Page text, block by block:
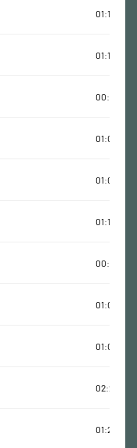
01:15:21
01:18:32
00:36:34
01:04:42
01:08:32
01:15:22
00:51:51
01:02:28
01:07:37
02:21:14
01:25:48